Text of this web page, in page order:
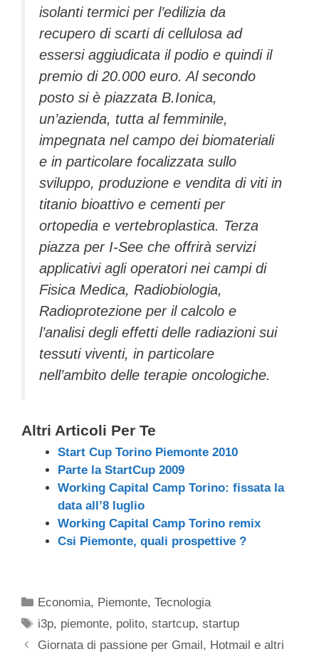
isolanti termici per l’edilizia da
recupero di scarti di cellulosa ad
essersi aggiudicata il podio e quindi il
premio di 20.000 euro. Al secondo
posto si è piazzata B.Ionica,
un’azienda, tutta al femminile,
impegnata nel campo dei biomateriali
e in particolare focalizzata sullo
sviluppo, produzione e vendita di viti in
titanio bioattivo e cementi per
ortopedia e vertebroplastica. Terza
piazza per I-See che offrirà servizi
applicativi agli operatori nei campi di
Fisica Medica, Radiobiologia,
Radioprotezione per il calcolo e
l’analisi degli effetti delle radiazioni sui
tessuti viventi, in particolare
nell’ambito delle terapie oncologiche.
Altri Articoli Per Te
Start Cup Torino Piemonte 2010
Parte la StartCup 2009
Working Capital Camp Torino: fissata la
data all’8 luglio
Working Capital Camp Torino remix
Csi Piemonte, quali prospettive ?
Categorie
Economia, Piemonte,Tecnologia
Tag
i3p, piemonte, polito,startcup,startup
Giornata di passione per Gmail, Hotmail e altri